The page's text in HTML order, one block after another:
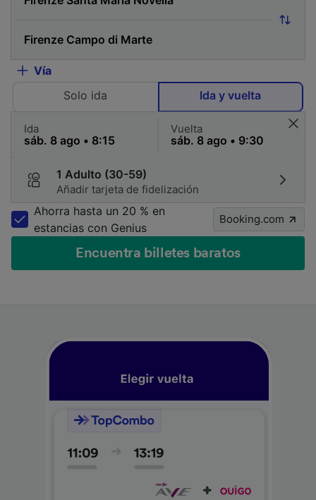
Vía
Solo ida
Ida y vuelta
Ida Vuelta
1 Adulto (30-59)
Añadir tarjeta de fidelización
Ahorra hasta un 20 % en
estancias con Genius
Booking.com
Encuentra billetes baratos